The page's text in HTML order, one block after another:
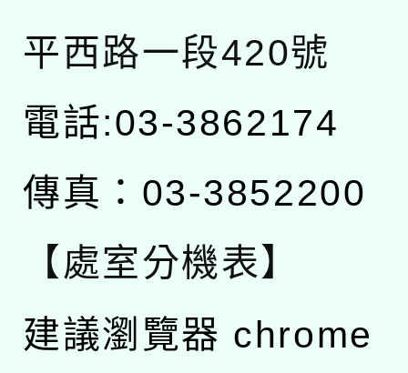
平西路一段420號
電話:03-3862174
傳真：03-3852200
【處室分機表】
建議瀏覽器 chrome